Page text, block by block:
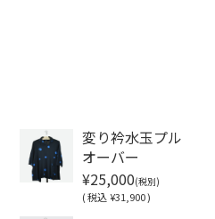
変り衿水玉プル
オーバー
¥25,000(税別)
(税込 ¥31,900 )